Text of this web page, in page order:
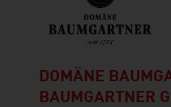
DOMÄNE
BAUMGARTNER